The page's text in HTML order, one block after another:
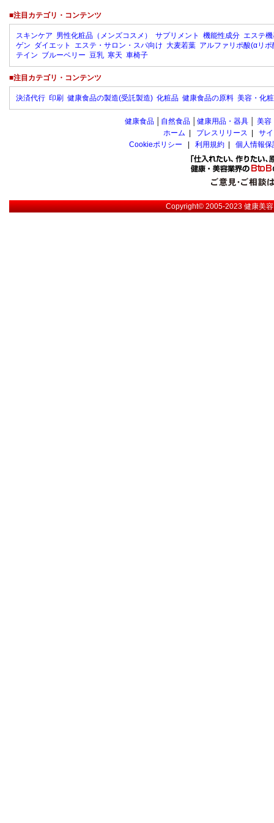
■注目カテゴリ・コンテンツ
スキンケア 男性化粧品（メンズコスメ） サプリメント 機能性成分 エステ
ゲン ダイエット エステ・サロン・スパ向け 大麦若葉 アルファリポ酸(αリポ
テイン ブルーベリー 豆乳 寒天 車椅子
■注目カテゴリ・コンテンツ
決済代行 印刷 健康食品の製造(受託製造) 化粧品 健康食品の原料 美容・化
健康食品 自然食品 健康用品・器具 美容
ホーム
プレスリリース
サ
Cookieポリシー
利用規約 個人情報
Copyright© 2005-2023健康美